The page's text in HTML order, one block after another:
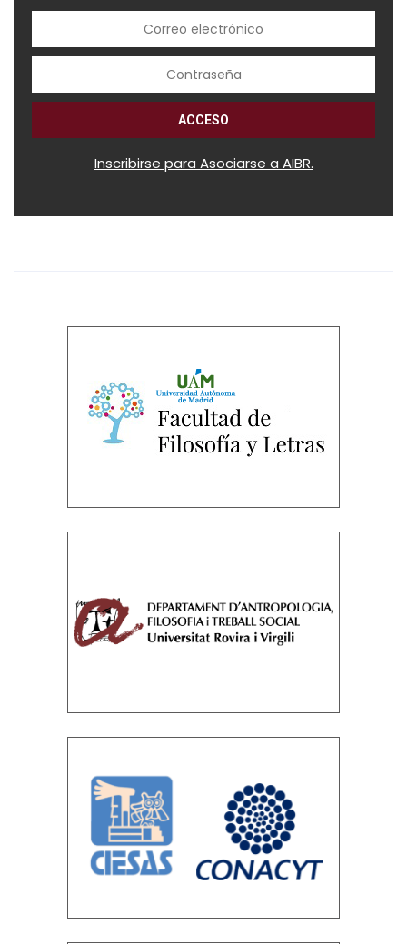
Inscribirse para Asociarse a AIBR.